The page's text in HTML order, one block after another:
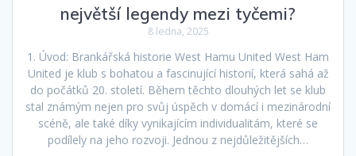
největší legendy mezi tyčemi?
8 ledna, 2025
1. Úvod: Brankářská historie West Hamu United West Ham
United je klub s bohatou a fascinující historií, která sahá až
do počátků 20. století. Během těchto dlouhých let se klub
stal známým nejen pro svůj úspěch v domácí i mezinárodní
scéně, ale také díky vynikajícím individualitám, které se
podílely na jeho rozvoji. Jednou z nejdůležitějších…